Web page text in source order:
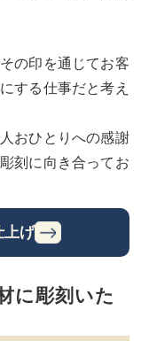
の印を通じてお客
する仕事だと考え
おひとりへの感謝
刻に向き合ってお
上げ
に彫刻いた